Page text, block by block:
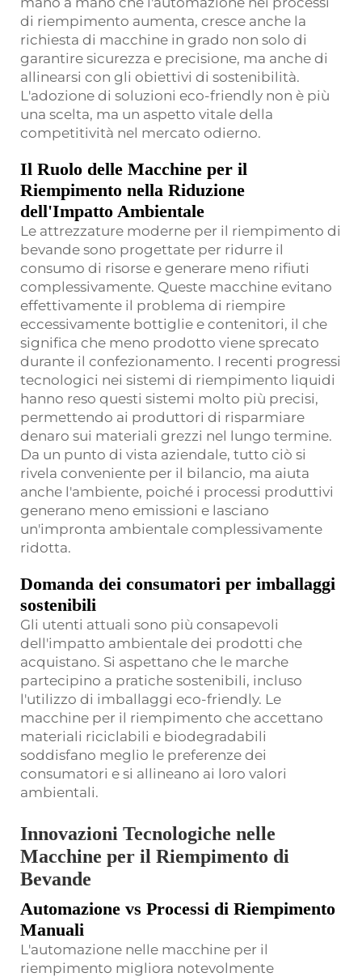
di riempimento aumenta, cresce anche la
richiesta di macchine in grado non solo di
garantire sicurezza e precisione, ma anche di
allinearsi con gli obiettivi di sostenibilità.
L'adozione di soluzioni eco-friendly non è più
una scelta, ma un aspetto vitale della
competitività nel mercato odierno.
Il Ruolo delle Macchine per il
Riempimento nella Riduzione
dell'Impatto Ambientale
Le attrezzature moderne per il riempimento di
bevande sono progettate per ridurre il
consumo di risorse e generare meno rifiuti
complessivamente. Queste macchine evitano
effettivamente il problema di riempire
eccessivamente bottiglie e contenitori, il che
significa che meno prodotto viene sprecato
durante il confezionamento. I recenti progressi
tecnologici nei sistemi di riempimento liquidi
hanno reso questi sistemi molto più precisi,
permettendo ai produttori di risparmiare
denaro sui materiali grezzi nel lungo termine.
Da un punto di vista aziendale, tutto ciò si
rivela conveniente per il bilancio, ma aiuta
anche l'ambiente, poiché i processi produttivi
generano meno emissioni e lasciano
un'impronta ambientale complessivamente
ridotta.
Domanda dei consumatori per imballaggi
sostenibili
Gli utenti attuali sono più consapevoli
dell'impatto ambientale dei prodotti che
acquistano. Si aspettano che le marche
partecipino a pratiche sostenibili, incluso
l'utilizzo di imballaggi eco-friendly. Le
macchine per il riempimento che accettano
materiali riciclabili e biodegradabili
soddisfano meglio le preferenze dei
consumatori e si allineano ai loro valori
ambientali.
Innovazioni Tecnologiche nelle
Macchine per il Riempimento di
Bevande
Automazione vs Processi di Riempimento
Manuali
L'automazione nelle macchine per il
riempimento migliora notevolmente